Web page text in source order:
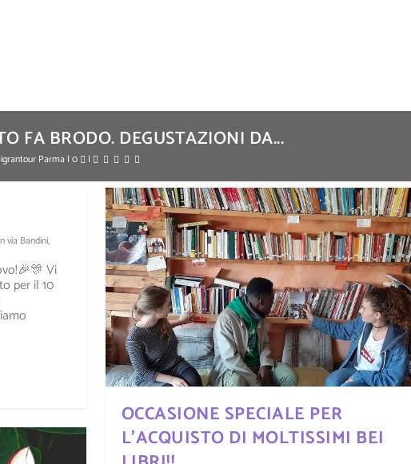
FA BRODO. DEGUSTAZIONI DA...
Parma | 0 |
via Bandini,
Vi
per il 10
OCCASIONE SPECIALE PER
L’ACQUISTO DI MOLTISSIMI BEI